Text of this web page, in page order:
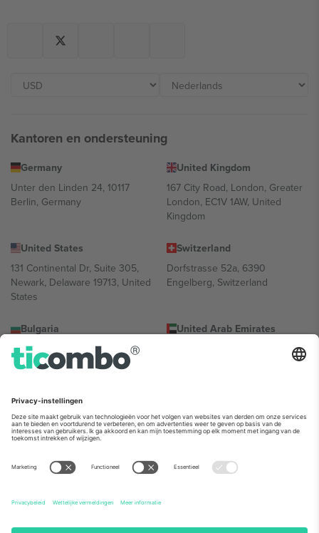
Kantoren en ondersteuning
Germany
Unter den Linden 24, 10117
Berlin, Germany
United Kingdom
167 City Road, London, Greater
London, EC1V 1AW, United
Kingdom
United States
131 Continental Dr, Suite 305,
Newark, Delaware 19713, United
States
Switzerland
Dorfstrasse 52a, 6390
Engelberg, Switzerland
Bulgaria
Regus Sofia City West, bul
Totleben 53-55, 1606 Sofia,
United Arab Emirates
UAE Dubai Silicon Oasis, DDP
Building A1, Office 302, Dubai,
Mexico
Av Chapultepec 360, Roma
Norte, Cuauhtémoc, 06700
Ciudad de México, CDMX,
Mexico
De juridische entiteit van de aanbieder van het platform kan
domein. Kijk voor meer informatie op de specifieke pagina van het